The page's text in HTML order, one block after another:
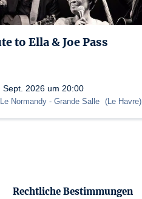
to Ella & Joe Pass
Sept. 2026 um 20:00
Normandy - Grande Salle (Le Havre)
Rechtliche Bestimmungen